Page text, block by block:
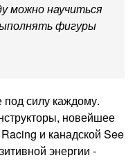
можно научиться
фигуры
под силу каждому.
новейшее
и канадской See
энергии -